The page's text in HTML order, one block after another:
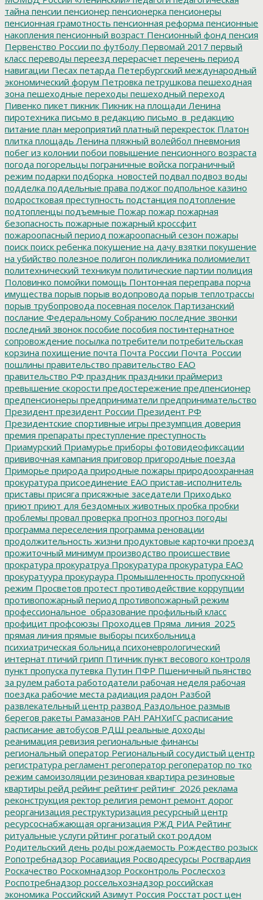
тайна пенсии пенсионер пенсионерка пенсионеры
пенсионная грамотность пенсионная реформа пенсионные
накопления пенсионный возраст Пенсионный фонд пенсия
Первенство России по футболу Первомай 2017 первый
класс переводы переезд перерасчет перечень период
навигации Песах петарда Петербургский международный
экономический форум Петровка петрушкова пешеходная
зона пешеходные переходы пешеходный переход
Пивенко пикет пикник Пикник на площади Ленина
пиротехника письмо в редакцию письмо_в_редакцию
питание план мероприятий платный перекресток Платон
плитка площадь Ленина пляжный волейбол пневмония
побег из колонии побои повышение пенсионного возраста
погода погорельцы пограничные войска пограничный
режим подарки подборка_новостей подвал подвоз воды
подделка поддельные права поджог подпольное казино
подростковая преступность подстанция подтопление
подтопленцы подъемные Пожар пожар пожарная
безопасность пожарные пожарный кроссфит
пожароопасный период пожароопасный сезон пожары
поиск поиск ребенка покушение на дачу взятки покушение
на убийство полезное полигон поликлиника полиомиелит
политехнический техникум политические партии полиция
Половинко помойки помощь Понтонная переправа порча
имущества порыв порыв водопровода порыв теплотрассы
порыв трубопровода посевная поселок Партизанский
послание Федеральному Собранию последние звонки
последний звонок пособие пособия постинтернатное
сопровождение посылка потребители потребительская
корзина похищение почта Почта России Почта_России
пошлины правительство правительство ЕАО
правительство РФ праздник праздники праймериз
превышение скорости предостережение предпенсионер
предпенсионеры предприниматели предпринимательство
Президент президент России Президент РФ
Президентские спортивные игры презумпция доверия
премия препараты преступление преступность
Приамурский Приамурье приборы фотовидеофиксации
прививочная кампания приговор пригородные поезда
Приморье природа природные пожары природоохранная
прокуратура присоединение ЕАО пристав-исполнитель
приставы присяга присяжные заседатели Приходько
приют приют для бездомных животных пробка пробки
проблемы провал проверка прогноз прогноз погоды
программа переселения программа реновации
продолжительность жизни продуктовые карточки проезд
прожиточный минимум производство происшествие
прократура прокуратруа Прокуратура прокуратура ЕАО
прокуратуура прокураура Промышленность пропускной
режим Просветов протест противодействие коррупции
противопожарный период противопожарный режим
профессиональное_образование профильный класс
профицит профсоюзы Проходцев Пряма_линия_2025
прямая линия прямые выборы психбольница
психиатрическая больница психоневрологический
интернат птичий грипп Птичник пункт весового контроля
пункт пропуска путевка Путин ПФР Пшеничный пьянство
за рулем работа работодатели рабочая неделя рабочая
поездка рабочие места радиация радон Разбой
развлекательный центр развод Раздольное размыв
берегов ракеты Рамазанов РАН РАНХиГС расписание
расписание автобусов РДШ реальные доходы
реанимация ревизия региональные финансы
региональный оператор Региональный сосудистый центр
регистратура регламент регоператор регоператор по тко
режим самоизоляции резиновая квартира резиновые
квартиры рейд рейинг рейтинг рейтинг_2026 реклама
реконструкция ректор религия ремонт ремонт дорог
реорганизация реструктуризация ресурсный центр
ресурсоснабжающая организация РЖД РИА Рейтинг
ритуальные услуги рйтинг рогатый скот роддом
Родительский день роды рождаемость Рождество розыск
Ропотребнадзор Росавиация Росводресурсы Росгвардия
Роскачество Роскомнадзор Росконтроль Рослесхоз
Роспотребнадзор россельхознадзор российская
экономика Российский Азимут Россия Росстат рост цен